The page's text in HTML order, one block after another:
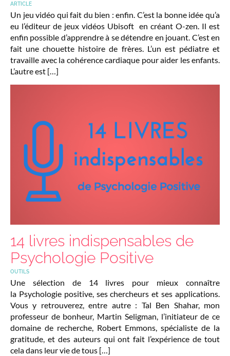
ARTICLE
Un jeu vidéo qui fait du bien : enfin. C’est la bonne idée qu’a
eu l’éditeur de jeux vidéos Ubisoft en créant O-zen. Il est
enfin possible d’apprendre à se détendre en jouant. C’est en
fait une chouette histoire de frères. L’un est pédiatre et
travaille avec la cohérence cardiaque pour aider les enfants.
L’autre est […]
14 livres indispensables de
Psychologie Positive
OUTILS
Une sélection de 14 livres pour mieux connaître
la Psychologie positive, ses chercheurs et ses applications.
Vous y retrouverez, entre autre : Tal Ben Shahar, mon
professeur de bonheur, Martin Seligman, l’initiateur de ce
domaine de recherche, Robert Emmons, spécialiste de la
gratitude, et des auteurs qui ont fait l’expérience de tout
cela dans leur vie de tous […]